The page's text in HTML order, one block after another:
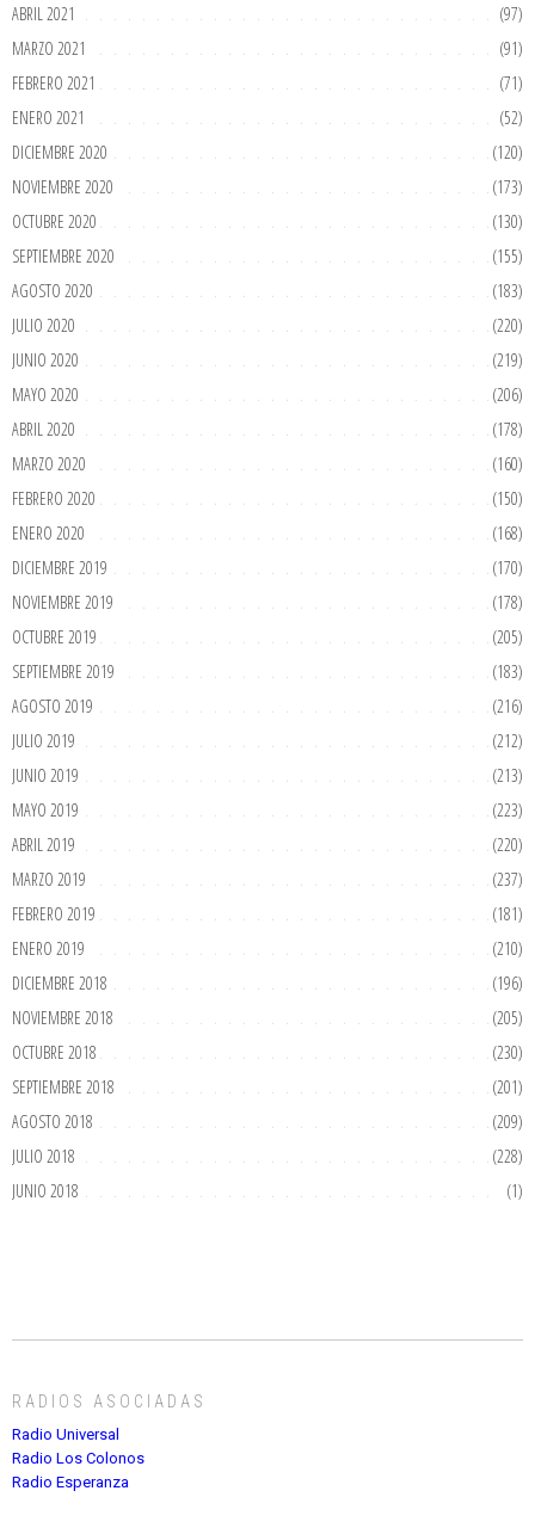
ABRIL 2021
(97)
MARZO 2021
(91)
FEBRERO 2021
(71)
ENERO 2021
(52)
DICIEMBRE 2020
(120)
NOVIEMBRE 2020
(173)
OCTUBRE 2020
(130)
SEPTIEMBRE 2020
(155)
AGOSTO 2020
(183)
JULIO 2020
(220)
JUNIO 2020
(219)
MAYO 2020
(206)
ABRIL 2020
(178)
MARZO 2020
(160)
FEBRERO 2020
(150)
ENERO 2020
(168)
DICIEMBRE 2019
(170)
NOVIEMBRE 2019
(178)
OCTUBRE 2019
(205)
SEPTIEMBRE 2019
(183)
AGOSTO 2019
(216)
JULIO 2019
(212)
JUNIO 2019
(213)
MAYO 2019
(223)
ABRIL 2019
(220)
MARZO 2019
(237)
FEBRERO 2019
(181)
ENERO 2019
(210)
DICIEMBRE 2018
(196)
NOVIEMBRE 2018
(205)
OCTUBRE 2018
(230)
SEPTIEMBRE 2018
(201)
AGOSTO 2018
(209)
JULIO 2018
(228)
JUNIO 2018
(1)
RADIOS ASOCIADAS
Radio Universal
Radio Los Colonos
Radio Esperanza